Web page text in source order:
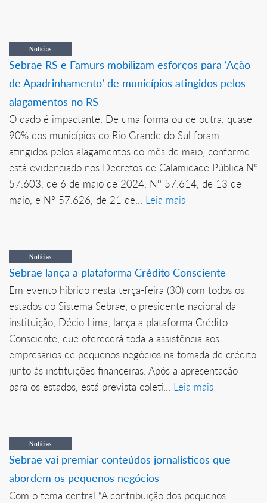
Notícias
Sebrae RS e Famurs mobilizam esforços para ‘Ação
de Apadrinhamento’ de municípios atingidos pelos
alagamentos no RS
O dado é impactante. De uma forma ou de outra, quase
90% dos municípios do Rio Grande do Sul foram
atingidos pelos alagamentos do mês de maio, conforme
está evidenciado nos Decretos de Calamidade Pública Nº
57.603, de 6 de maio de 2024, Nº 57.614, de 13 de
maio, e Nº 57.626, de 21 de... Leia mais
Notícias
Sebrae lança a plataforma Crédito Consciente
Em evento híbrido nesta terça-feira (30) com todos os
estados do Sistema Sebrae, o presidente nacional da
instituição, Décio Lima, lança a plataforma Crédito
Consciente, que oferecerá toda a assistência aos
empresários de pequenos negócios na tomada de crédito
junto às instituições financeiras. Após a apresentação
para os estados, está prevista coleti... Leia mais
Notícias
Sebrae vai premiar conteúdos jornalísticos que
abordem os pequenos negócios
Com o tema central “A contribuição dos pequenos